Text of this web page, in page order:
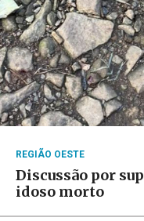
REGIÃO OESTE
Discussão por
idoso morto